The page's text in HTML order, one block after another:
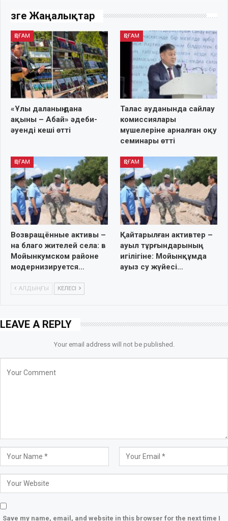
Өзге Жаңалықтар
ҚОҒАМ
«Ұлы даланың дана
ақыны – Абай» әдеби-
әуенді кеші өтті
ҚОҒАМ
Талас ауданында сайлау
комиссиялары
мүшелеріне арналған оқу
семинары өтті
ҚОҒАМ
Возвращённые активы –
на благо жителей села: в
Мойынкумском районе
модернизируется…
ҚОҒАМ
Қайтарылған активтер –
ауыл тұрғындарының
игілігіне: Мойынқұмда
ауыз су жүйесі…
АЛДЫҢҒЫ КЕЛЕСІ
LEAVE A REPLY
Your email address will not be published.
Save my name, email, and website in this browser for the next time I